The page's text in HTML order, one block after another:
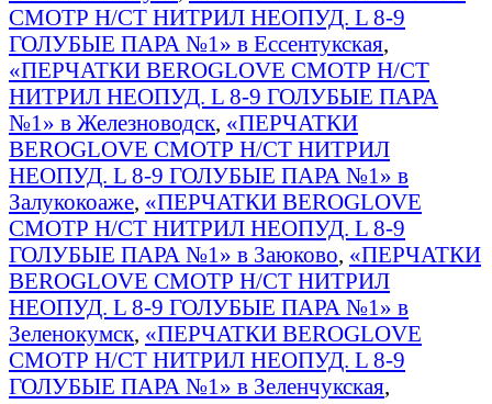
СМОТР Н/СТ НИТРИЛ НЕОПУД. L 8-9
ГОЛУБЫЕ ПАРА №1» в Ессентукская,
«ПЕРЧАТКИ BEROGLOVE СМОТР Н/СТ
НИТРИЛ НЕОПУД. L 8-9 ГОЛУБЫЕ ПАРА
№1» в Железноводск, «ПЕРЧАТКИ
BEROGLOVE СМОТР Н/СТ НИТРИЛ
НЕОПУД. L 8-9 ГОЛУБЫЕ ПАРА №1» в
Залукокоаже, «ПЕРЧАТКИ BEROGLOVE
СМОТР Н/СТ НИТРИЛ НЕОПУД. L 8-9
ГОЛУБЫЕ ПАРА №1» в Заюково, «ПЕРЧАТКИ
BEROGLOVE СМОТР Н/СТ НИТРИЛ
НЕОПУД. L 8-9 ГОЛУБЫЕ ПАРА №1» в
Зеленокумск, «ПЕРЧАТКИ BEROGLOVE
СМОТР Н/СТ НИТРИЛ НЕОПУД. L 8-9
ГОЛУБЫЕ ПАРА №1» в Зеленчукская,